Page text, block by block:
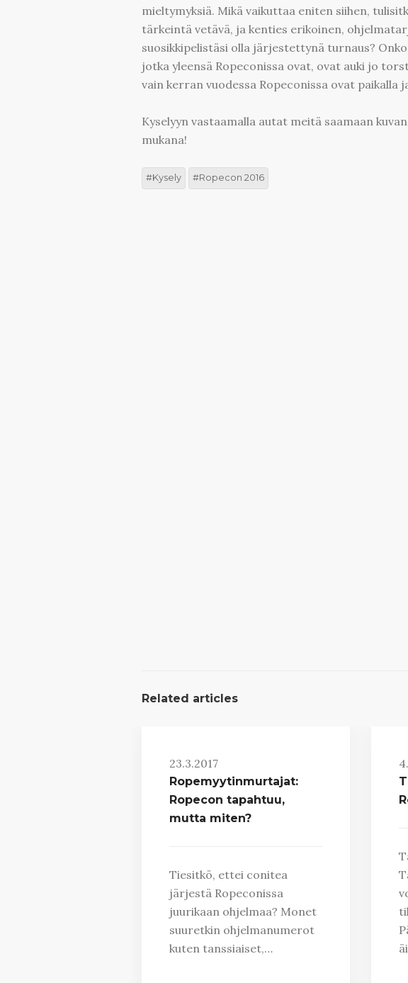
mieltymyksiä. Mikä vaikuttaa eniten siihen,
tärkeintä vetävä, ja kenties erikoinen,
suosikkipelistäsi olla järjestettynä turnaus?
jotka yleensä Ropeconissa ovat, ovat auki jo
vain kerran vuodessa Ropeconissa ovat paikalla
Kyselyyn vastaamalla autat meitä saamaan
mukana!
Kysely Ropecon 2016
Related articles
23.3.2017
Ropemyytinmurtajat:
Ropecon tapahtuu,
mutta miten?
Tiesitkö, ettei conitea
järjestä Ropeconissa
juurikaan ohjelmaa? Monet
suuretkin ohjelmanumerot
kuten tanssiaiset,…